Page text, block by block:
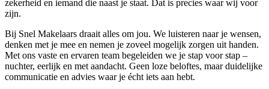
zekerheid en iemand die naast je staat. Dat is precies waar wij voor
zijn.
Bij Snel Makelaars draait alles om jou. We luisteren naar je wensen,
denken met je mee en nemen je zoveel mogelijk zorgen uit handen.
Met ons vaste en ervaren team begeleiden we je stap voor stap –
nuchter, eerlijk en met aandacht. Geen loze beloftes, maar duidelijke
communicatie en advies waar je écht iets aan hebt.